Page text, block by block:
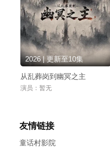
2026 | 更新至10集
从乱葬岗到幽冥之主
演员：暂无
友情链接
童话村影院